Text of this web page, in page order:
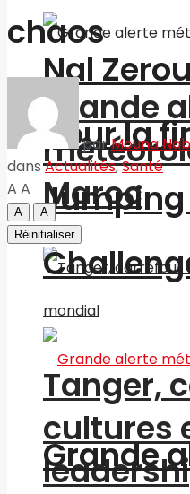
Grande
Maroc
Tanger,
cultures
Nal
pour la
Jumping
Grande
chaos
parMouna
dans Actualités,Santé
A A
A
A
Réinitialiser